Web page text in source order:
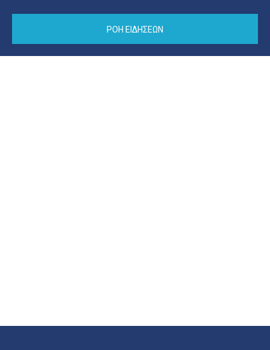
ΡΟΗ ΕΙΔΗΣΕΩΝ